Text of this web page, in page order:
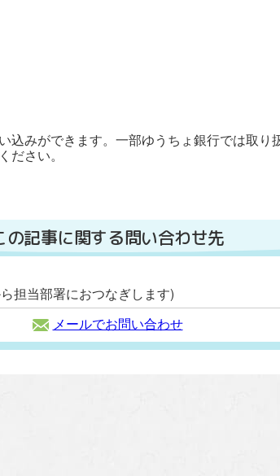
みができます。一部ゆうちょ銀行では取り
さい。
の記事に関する問い合わせ先
担当部署におつなぎします)
メールでお問い合わせ